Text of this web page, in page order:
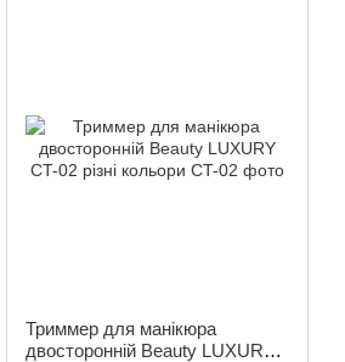
Триммер для манікюра
двосторонній Beauty LUXURY